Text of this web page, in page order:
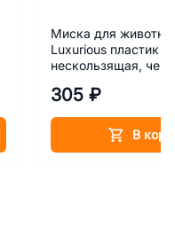
Миска для
Luxurious пластик
нескользящая,
305 ₽
В